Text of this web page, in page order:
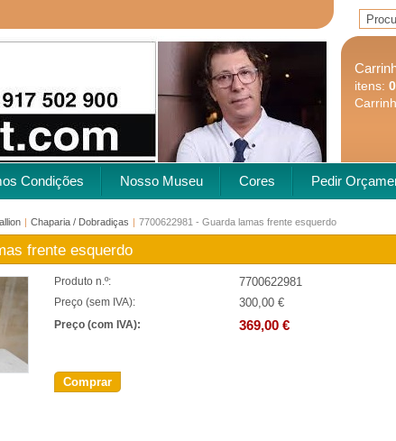
itens: 0
Condições Nosso Museu Cores Pedir
| Chaparia / Dobradiças | 7700622981 - Guarda lamas frente esquerdo
frente esquerdo
Produto n.º: 7700622981
Preço (sem IVA): 300,00 €
Preço (com IVA): 369,00 €
Comprar